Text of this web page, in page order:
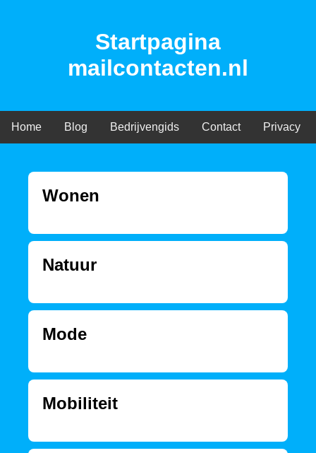
Startpagina
mailcontacten.nl
Home Blog Bedrijvengids Contact Privacy
Wonen
Natuur
Mode
Mobiliteit